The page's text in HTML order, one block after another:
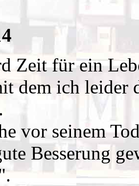
Zeit für ein
dem ich leider
vor seinem
Besserung